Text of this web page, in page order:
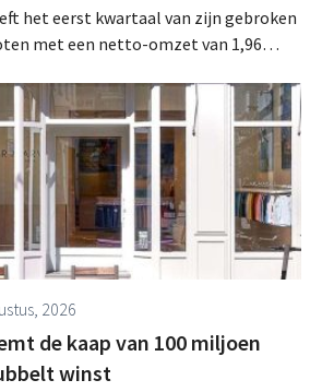
het eerst kwartaal van zijn gebroken
met een netto-omzet van 1,96
Na die beter dan verwachte start
ook zijn vooruitzichten voor het
2026
de kaap van 100 miljoen
winst